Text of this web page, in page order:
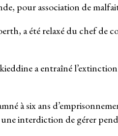
pour association de
a été relaxé du chef de
a entraîné
à six ans
une interdiction de gérer